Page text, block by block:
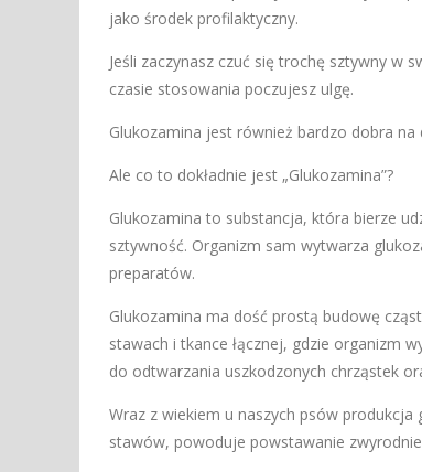
jako środek profilaktyczny.
Jeśli zaczynasz czuć się trochę sztywny w
czasie stosowania poczujesz ulgę.
Glukozamina jest również bardzo dobra
Ale co to dokładnie jest „Glukozamina”?
Glukozamina to substancja, która bierze
sztywność. Organizm sam wytwarza
preparatów.
Glukozamina ma dość prostą budowę
stawach i tkance łącznej, gdzie organizm
do odtwarzania uszkodzonych chrząstek
Wraz z wiekiem u naszych psów
stawów, powoduje powstawanie